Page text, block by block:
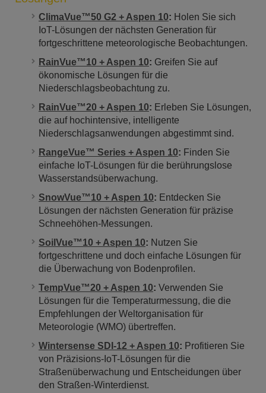
ClimaVue™50 G2 + Aspen 10: Holen Sie sich
IoT-Lösungen der nächsten Generation für
fortgeschrittene meteorologische Beobachtungen.
RainVue™10 + Aspen 10: Greifen Sie auf
ökonomische Lösungen für die
Niederschlagsbeobachtung zu.
RainVue™20 + Aspen 10: Erleben Sie Lösungen,
die auf hochintensive, intelligente
Niederschlagsanwendungen abgestimmt sind.
RangeVue™ Series + Aspen 10: Finden Sie
einfache IoT-Lösungen für die berührungslose
Wasserstandsüberwachung.
SnowVue™10 + Aspen 10: Entdecken Sie
Lösungen der nächsten Generation für präzise
Schneehöhen-Messungen.
SoilVue™10 + Aspen 10: Nutzen Sie
fortgeschrittene und doch einfache Lösungen für
die Überwachung von Bodenprofilen.
TempVue™20 + Aspen 10: Verwenden Sie
Lösungen für die Temperaturmessung, die die
Empfehlungen der Weltorganisation für
Meteorologie (WMO) übertreffen.
Wintersense SDI-12 + Aspen 10: Profitieren Sie
von Präzisions-IoT-Lösungen für die
Straßenüberwachung und Entscheidungen über
den Straßen-Winterdienst.